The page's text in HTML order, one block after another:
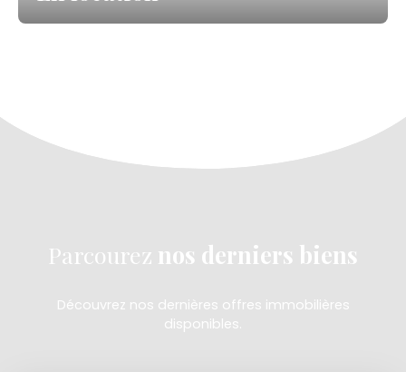
Parcourez nos derniers biens
Découvrez nos dernières offres immobilières
disponibles.